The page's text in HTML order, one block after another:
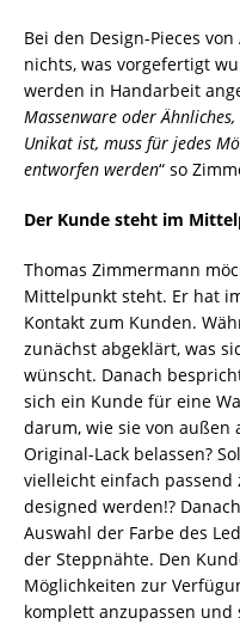
Bei den Design-Pieces
nichts, was vorgefertigt
werden in Handarbeit
Massenware oder
Unikat ist, muss für jedes
entworfen werden“ so
Der Kunde steht im
Thomas Zimmermann
Mittelpunkt steht. Er hat
Kontakt zum Kunden.
zunächst abgeklärt, was
wünscht. Danach
sich ein Kunde für eine
darum, wie sie von außen
Original-Lack belassen?
vielleicht einfach
designed werden!?
Auswahl der Farbe des
der Steppnähte. Den
Möglichkeiten zur
komplett anzupassen und